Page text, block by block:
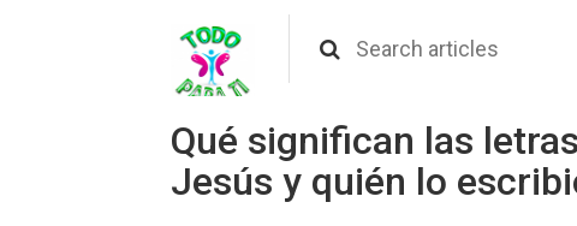
Qué significan las
Jesús y quién lo